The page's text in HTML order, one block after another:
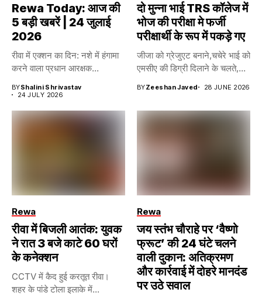
Rewa Today: आज की
5 बड़ी खबरें | 24 जुलाई
2026
रीवा में एक्शन का दिन: नशे में हंगामा
करने वाला प्रधान आरक्षक...
BYShalini Shrivastav
24 JULY 2026
दो मुन्ना भाई TRS कॉलेज में
भोज की परीक्षा मे फर्जी
परीक्षार्थी के रूप में पकड़े गए
जीजा को ग्रेजुएट बनाने,चचेरे भाई को
एमसीए की डिग्री दिलाने के चलते,...
BYZeeshan Javed 28 JUNE 2026
Rewa
रीवा में बिजली आतंक: युवक
ने रात 3 बजे काटे 60 घरों
के कनेक्शन
CCTV में कैद हुई करतूत रीवा।
शहर के पांडे टोला इलाके में...
Rewa
जय स्तंभ चौराहे पर ‘वैष्णो
फ्रूट’ की 24 घंटे चलने
वाली दुकान: अतिक्रमण
और कार्रवाई में दोहरे मानदंड
पर उठे सवाल